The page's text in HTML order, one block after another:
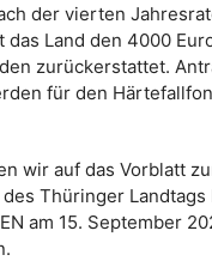
der vierten
Land den 4000
zurückerstattet.
für den
wir auf das Vorblatt
Thüringer
am 15. September